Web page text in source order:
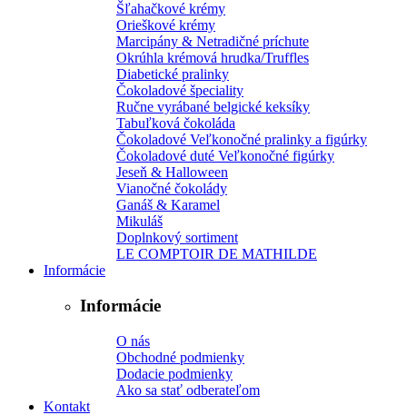
Šľahačkové krémy
Orieškové krémy
Marcipány & Netradičné príchute
Okrúhla krémová hrudka/Truffles
Diabetické pralinky
Čokoladové špeciality
Ručne vyrábané belgické keksíky
Tabuľková čokoláda
Čokoladové Veľkonočné pralinky a figúrky
Čokoladové duté Veľkonočné figúrky
Jeseň & Halloween
Vianočné čokolády
Ganáš & Karamel
Mikuláš
Doplnkový sortiment
LE COMPTOIR DE MATHILDE
Informácie
Informácie
O nás
Obchodné podmienky
Dodacie podmienky
Ako sa stať odberateľom
Kontakt